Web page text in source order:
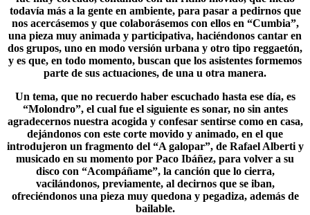
todavía más a la gente en ambiente, para pasar a pedirnos que
nos acercásemos y que colaborásemos con ellos en “Cumbia”,
una pieza muy animada y participativa, haciéndonos cantar en
dos grupos, uno en modo versión urbana y otro tipo reggaetón,
y es que, en todo momento, buscan que los asistentes formemos
parte de sus actuaciones, de una u otra manera.
Un tema, que no recuerdo haber escuchado hasta ese día, es
“Molondro”, el cual fue el siguiente es sonar, no sin antes
agradecernos nuestra acogida y confesar sentirse como en casa,
dejándonos con este corte movido y animado, en el que
introdujeron un fragmento del “A galopar”, de Rafael Alberti y
musicado en su momento por Paco Ibáñez, para volver a su
disco con “Acompáñame”, la canción que lo cierra,
vacilándonos, previamente, al decirnos que se iban,
ofreciéndonos una pieza muy quedona y pegadiza, además de
bailable.